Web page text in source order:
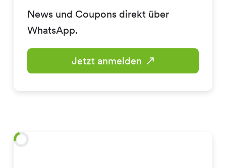
News und Coupons direkt über
WhatsApp.
Jetzt anmelden